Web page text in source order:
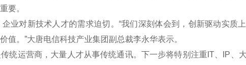
要。
对新技术人才的需求迫切。“我们深刻体会到，创新驱动实质
值。”大唐电信科技产业集团副总裁李永华表示。
运营商，大量人才从事传统通讯。下一步将特别注重IT、IP、